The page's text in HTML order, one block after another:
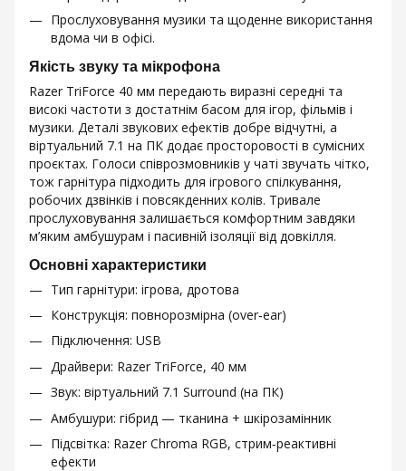
Прослуховування музики та щоденне використання
вдома чи в офісі.
Якість звуку та мікрофона
Razer TriForce 40 мм передають виразні середні та
високі частоти з достатнім басом для ігор, фільмів і
музики. Деталі звукових ефектів добре відчутні, а
віртуальний 7.1 на ПК додає просторовості в сумісних
проєктах. Голоси співрозмовників у чаті звучать чітко,
тож гарнітура підходить для ігрового спілкування,
робочих дзвінків і повсякденних колів. Тривале
прослуховування залишається комфортним завдяки
м’яким амбушурам і пасивній ізоляції від довкілля.
Основні характеристики
Тип гарнітури: ігрова, дротова
Конструкція: повнорозмірна (over‑ear)
Підключення: USB
Драйвери: Razer TriForce, 40 мм
Звук: віртуальний 7.1 Surround (на ПК)
Амбушури: гібрид — тканина + шкірозамінник
Підсвітка: Razer Chroma RGB, стрим‑реактивні
ефекти